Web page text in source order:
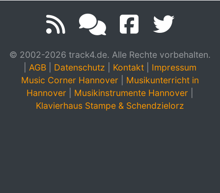
© 2002-2026 track4.de. Alle Rechte vorbehalten.
AGB Datenschutz Kontakt
Impressum
Music Corner Hannover
Musikunterricht in
Hannover
Musikinstrumente Hannover
Klavierhaus Stampe & Schendzielorz